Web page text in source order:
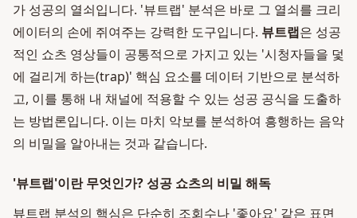
가 성공의 열쇠입니다. '뷰트랩' 분석은 바로 그 열쇠를 크리
에이터의 손에 쥐여주는 강력한 도구입니다. 뷰트랩은 성공
적인 쇼츠 영상들이 공통적으로 가지고 있는 '시청자들을 덫
에 걸리게 하는(trap)' 핵심 요소를 데이터 기반으로 분석하
고, 이를 통해 내 채널에 적용할 수 있는 성공 공식을 도출하
는 방법론입니다. 이는 마치 악보를 분석하여 흥행하는 음악
의 비밀을 알아내는 것과 같습니다.
'뷰트랩'이란 무엇인가? 성공 쇼츠의 비밀 해독
뷰트랩 분석의 핵심은 단순히 조회수나 '좋아요' 같은 표면